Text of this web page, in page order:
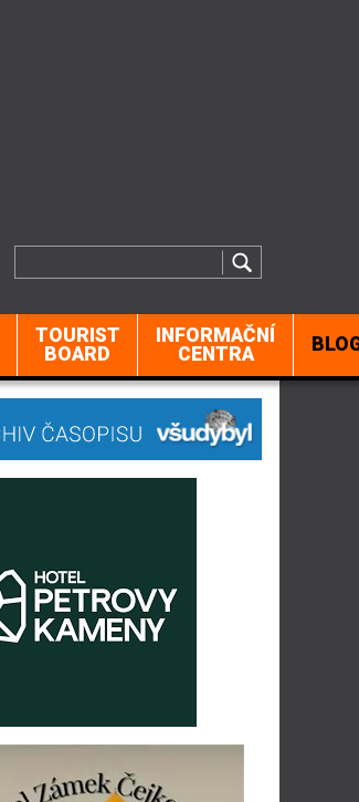
TOURIST
BOARD
INFORMAČNÍ
CENTRA